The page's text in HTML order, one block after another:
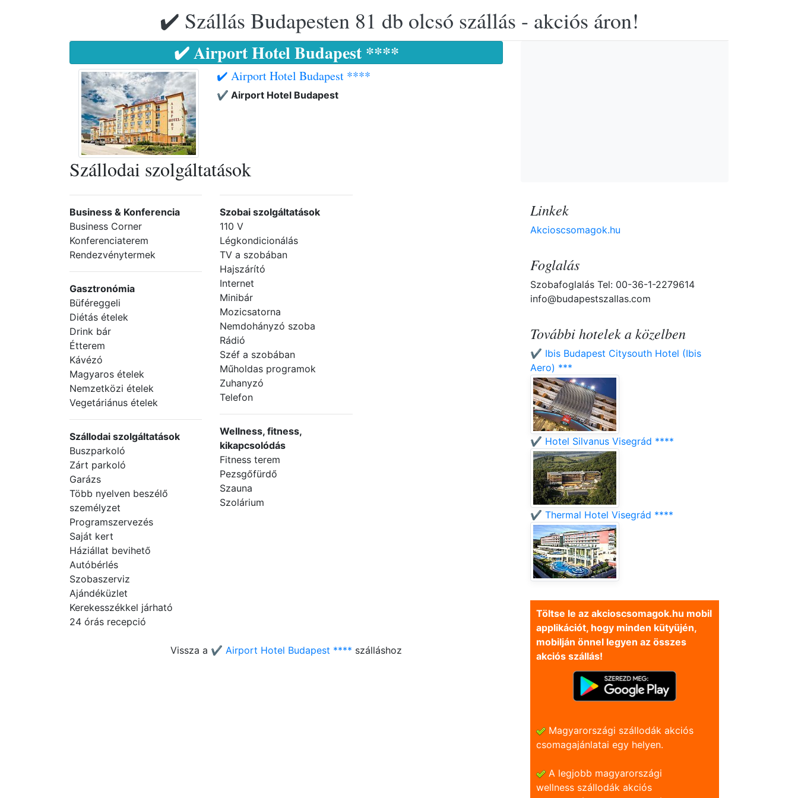
✔️ Szállás Budapesten 81 db olcsó szállás - akciós áron!
✔️ Airport Hotel Budapest ****
✔️ Airport Hotel Budapest ****
✔️ Airport Hotel Budapest
Szállodai szolgáltatások
Business & Konferencia
Business Corner
Konferenciaterem
Rendezvénytermek
Gasztronómia
Büféreggeli
Diétás ételek
Drink bár
Étterem
Kávézó
Magyaros ételek
Nemzetközi ételek
Vegetáriánus ételek
Szállodai szolgáltatások
Buszparkoló
Zárt parkoló
Garázs
Több nyelven beszélő
személyzet
Programszervezés
Saját kert
Háziállat bevihető
Autóbérlés
Szobaszerviz
Ajándéküzlet
Kerekesszékkel járható
24 órás recepció
Szobai szolgáltatások
110 V
Légkondicionálás
TV a szobában
Hajszárító
Internet
Minibár
Mozicsatorna
Nemdohányzó szoba
Rádió
Széf a szobában
Műholdas programok
Zuhanyzó
Telefon
Wellness, fitness,
kikapcsolódás
Fitness terem
Pezsgőfürdő
Szauna
Szolárium
Vissza a ✔️ Airport Hotel Budapest **** szálláshoz
Linkek
Akcioscsomagok.hu
Foglalás
Szobafoglalás Tel: 00-36-1-2279614
info@budapestszallas.com
További hotelek a közelben
✔️ Ibis Budapest Citysouth Hotel (Ibis
Aero) ***
✔️ Hotel Silvanus Visegrád ****
✔️ Thermal Hotel Visegrád ****
Töltse le az akcioscsomagok.hu mobil
applikációt, hogy minden kütyüjén,
mobilján önnel legyen az összes
akciós szállás!
Magyarországi szállodák akciós
csomagajánlatai egy helyen.
A legjobb magyarországi
wellness szállodák akciós